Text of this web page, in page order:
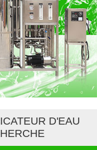
D'EAU